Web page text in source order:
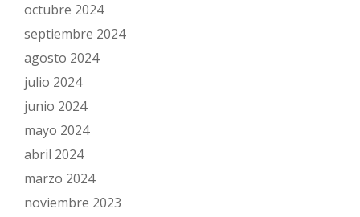
octubre 2024
septiembre 2024
agosto 2024
julio 2024
junio 2024
mayo 2024
abril 2024
marzo 2024
noviembre 2023